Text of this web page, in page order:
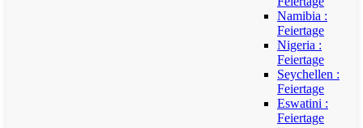
Namibia :
Feiertage
Nigeria :
Feiertage
Seychellen :
Feiertage
Eswatini :
Feiertage